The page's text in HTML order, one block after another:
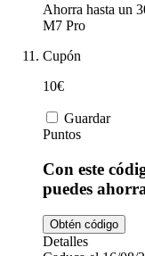
Ahorra hasta un
M7 Pro
Cupón
10€
Guardar
Puntos
Con este
puedes
Obtén código
Detalles